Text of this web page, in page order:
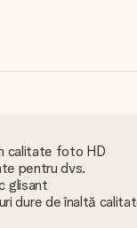
calitate foto HD
pentru dvs.
glisant
dure de înaltă